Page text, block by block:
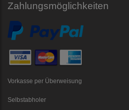
Zahlungsmöglichkeiten
Vorkasse per Überweisung
Selbstabholer